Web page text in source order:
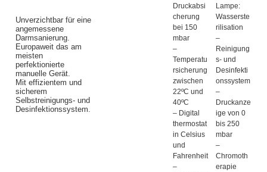
Unverzichtbar für eine
angemessene
Darmsanierung.
Europaweit das am
meisten
perfektionierte
manuelle Gerät.
Mit effizientem und
sicherem
Selbstreinigungs- und
Desinfektionssystem.
Druckabsi
cherung
bei 150
mbar
–
Temperatu
rsicherung
zwischen
22ºC und
40ºC
– Digital
thermostat
in Celsius
und
Fahrenheit
–
Lampe:
Wasserste
rilisation
–
Reinigung
s- und
Desinfekti
onssystem
–
Druckanze
ige von 0
bis 250
mbar
–
Chromoth
erapie